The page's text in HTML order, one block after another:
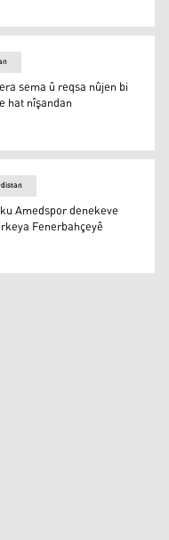
şad dike
re hat nîşandan
sema û reqsa nûjen bi
hat nîşandan
Fenerbahçeyê
Amedspor denekeve
Fenerbahçeyê